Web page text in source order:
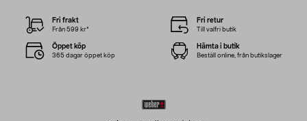
Fri frakt
Från 599 kr*
Fri retur
Till valfri butik
Öppet köp
365 dagar öppet köp
Hämta i butik
Beställ online, från butikslager